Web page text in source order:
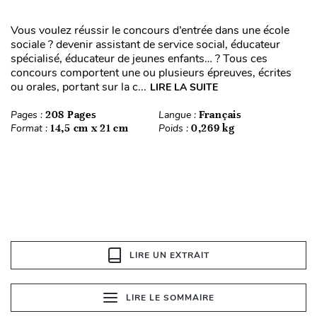
Vous voulez réussir le concours d’entrée dans une école
sociale ? devenir assistant de service social, éducateur
spécialisé, éducateur de jeunes enfants… ? Tous ces
concours comportent une ou plusieurs épreuves, écrites
ou orales, portant sur la c... LIRE LA SUITE
Pages : 208 Pages Langue : Français
Format : 14,5 cm x 21 cm Poids : 0,269 kg
LIRE UN EXTRAIT
LIRE LE SOMMAIRE